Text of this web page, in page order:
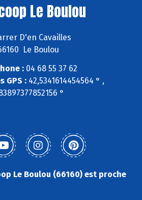
Le Boulou
D'en Cavailles
Le Boulou
: 04 68 55 37 62
GPS :42,5341614454564 ° ,
°
Le Boulou (66160) est proche